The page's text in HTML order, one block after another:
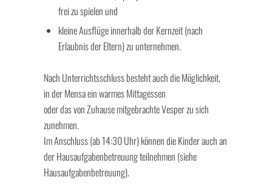
frei zu spielen und
kleine Ausflüge innerhalb der Kernzeit (nach
Erlaubnis der Eltern) zu unternehmen.
Nach Unterrichtsschluss besteht auch die Möglichkeit,
in der Mensa ein warmes Mittagessen
oder das von Zuhause mitgebrachte Vesper zu sich
zunehmen.
Im Anschluss (ab 14:30 Uhr) können die Kinder auch an
der Hausaufgabenbetreuung teilnehmen (siehe
Hausaufgabenbetreuung).